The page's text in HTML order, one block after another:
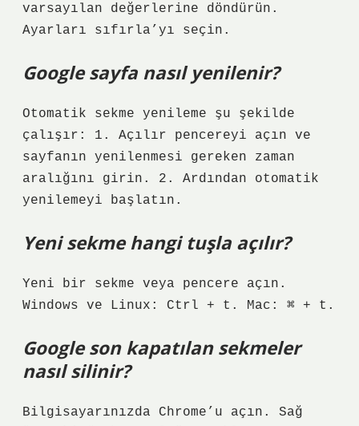
varsayılan değerlerine döndürün.
Ayarları sıfırla’yı seçin.
Google sayfa nasıl yenilenir?
Otomatik sekme yenileme şu şekilde
çalışır: 1. Açılır pencereyi açın ve
sayfanın yenilenmesi gereken zaman
aralığını girin. 2. Ardından otomatik
yenilemeyi başlatın.
Yeni sekme hangi tuşla açılır?
Yeni bir sekme veya pencere açın.
Windows ve Linux: Ctrl + t. Mac: ⌘ + t.
Google son kapatılan sekmeler
nasıl silinir?
Bilgisayarınızda Chrome’u açın. Sağ